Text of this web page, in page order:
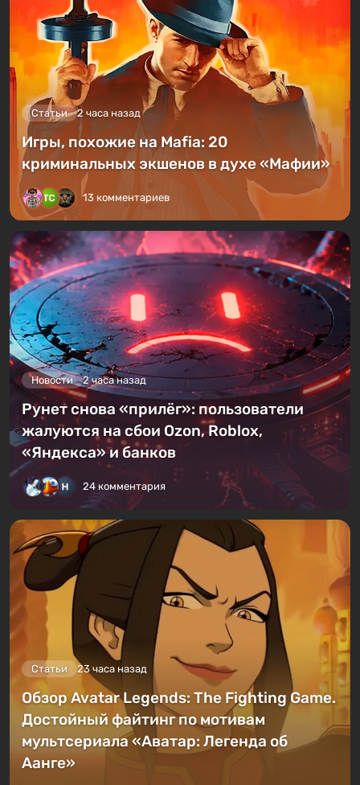
Статьи 2 часа назад
Игры, похожие на Mafia: 20
криминальных экшенов в духе «Мафии»
13 комментариев
Новости 2 часа назад
Рунет снова «прилёг»: пользователи
жалуются на сбои Ozon, Roblox,
«Яндекса» и банков
24 комментария
Статьи 23 часа назад
Обзор Avatar Legends: The Fighting Game.
Достойный файтинг по мотивам
мультсериала «Аватар: Легенда об
Аанге»